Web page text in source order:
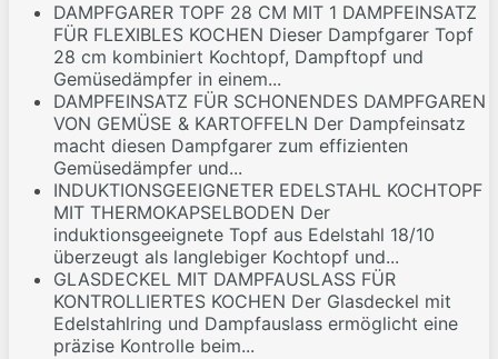
DAMPFGARER TOPF 28 CM MIT 1 DAMPFEINSATZ
FÜR FLEXIBLES KOCHEN Dieser Dampfgarer Topf
28 cm kombiniert Kochtopf, Dampftopf und
Gemüsedämpfer in einem...
DAMPFEINSATZ FÜR SCHONENDES DAMPFGAREN
VON GEMÜSE & KARTOFFELN Der Dampfeinsatz
macht diesen Dampfgarer zum effizienten
Gemüsedämpfer und...
INDUKTIONSGEEIGNETER EDELSTAHL KOCHTOPF
MIT THERMOKAPSELBODEN Der
induktionsgeeignete Topf aus Edelstahl 18/10
überzeugt als langlebiger Kochtopf und...
GLASDECKEL MIT DAMPFAUSLASS FÜR
KONTROLLIERTES KOCHEN Der Glasdeckel mit
Edelstahlring und Dampfauslass ermöglicht eine
präzise Kontrolle beim...